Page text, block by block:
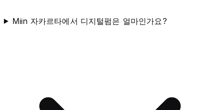
Miin 자카르타에서 디지털펌은 얼마인가요?